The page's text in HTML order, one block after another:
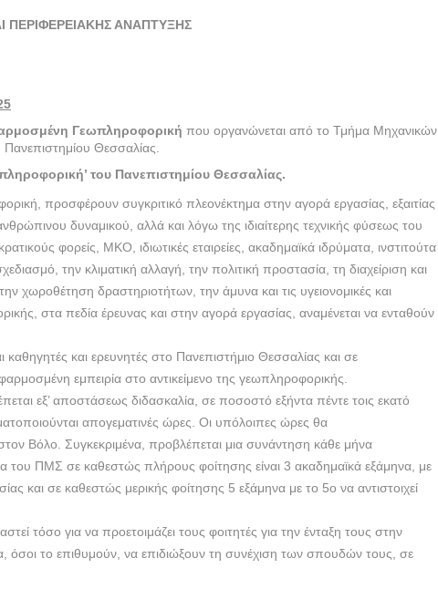
ΑΝΑΠΤΥΞΗΣ
Γεωπληροφορική που οργανώνεται από το Τμήμα Μηχανικών
Θεσσαλίας.
του Πανεπιστημίου Θεσσαλίας.
προσφέρουν συγκριτικό πλεονέκτημα στην αγορά εργασίας, εξαιτίας
δυναμικού, αλλά και λόγω της ιδιαίτερης τεχνικής φύσεως του
φορείς, ΜΚΟ, ιδιωτικές εταιρείες, ακαδημαϊκά ιδρύματα, ινστιτούτα
την κλιματική αλλαγή, την πολιτική προστασία, τη διαχείριση και
χωροθέτηση δραστηριοτήτων, την άμυνα και τις υγειονομικές και
στα πεδία έρευνας και στην αγορά εργασίας, αναμένεται να ενταθούν
καθηγητές και ερευνητές στο Πανεπιστήμιο Θεσσαλίας και σε
εμπειρία στο αντικείμενο της γεωπληροφορικής.
εξ’ αποστάσεως διδασκαλία, σε ποσοστό εξήντα πέντε τοις εκατό
απογεματινές ώρες. Οι υπόλοιπες ώρες θα
Βόλο. Συγκεκριμένα, προβλέπεται μια συνάντηση κάθε μήνα
του ΠΜΣ σε καθεστώς πλήρους φοίτησης είναι 3 ακαδημαϊκά εξάμηνα, με
και σε καθεστώς μερικής φοίτησης 5 εξάμηνα με το 5ο να αντιστοιχεί
τόσο για να προετοιμάζει τους φοιτητές για την ένταξη τους στην
όσοι το επιθυμούν, να επιδιώξουν τη συνέχιση των σπουδών τους, σε